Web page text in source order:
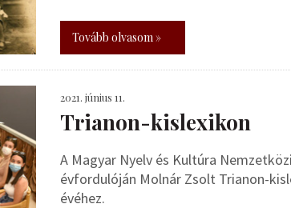
Tovább olvasom »
2021. június 11.
Trianon-kislexikon
A Magyar Nyelv és Kultúra
évfordulóján Molnár Zsolt Trianon-
évéhez.